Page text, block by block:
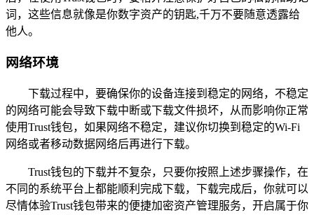
词，这些信息就像是你数字资产的钥匙,千万不要随意透露给
他人。
网络环境
下载过程中，要确保你的设备连接到稳定的网络，不稳定
的网络可能会导致下载中断或下载文件损坏，从而影响你正常
使用Trust钱包，如果网络不稳定，建议你切换到稳定的Wi-Fi
网络或者移动数据网络后再进行下载。
Trust钱包的下载并不复杂，只要你按照上述步骤操作，在
不同的系统平台上都能顺利完成下载，下载完成后，你就可以
尽情体验Trust钱包带来的便捷加密资产管理服务，开启属于你